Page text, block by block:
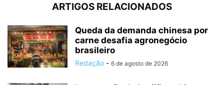
ARTIGOS RELACIONADOS
Queda da demanda chinesa por
carne desafia agronegócio
brasileiro
Redação - 6 de agosto de 2026